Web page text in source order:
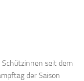
Schützinnen seit dem
der Saison